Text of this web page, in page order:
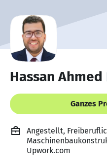
Hassan Ahmed
Ganzes
Angestellt,
Upwork.com